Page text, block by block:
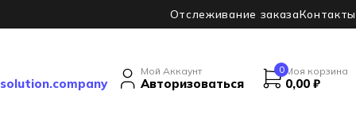
Отслеживание заказаКонтакты
Мой Аккаунт
Авторизоваться
0 Моя корзина
0,00 ₽